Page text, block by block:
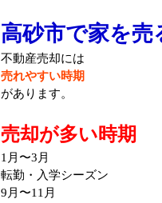
高砂市で家を
不動産売却には
売れやすい時期
があります。
売却が多い時期
1月〜3月
転勤・入学シーズン
9月〜11月